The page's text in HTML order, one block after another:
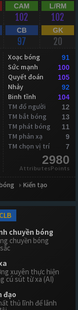
CAM
102
L/RM
102
CB
97
GK
20
Xoạc bóng 91
Sức mạnh 100
Quyết đoán 105
Nhảy 92
Binh tĩnh 104
TM đổ người 12
TM bắt bóng 13
TM phát bóng 11
TM phản xạ 9
TM chọn vị trí 7
2980
AttributesPoints
Kiến tạo
chuyền bóng
chuyền bóng
xuyên thực hiện
cú sút từ xa (AI)
đạo
thủ lĩnh để lãnh